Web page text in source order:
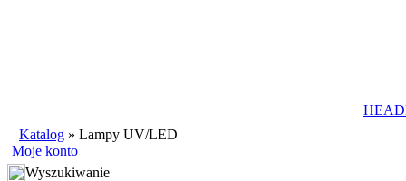
Katalog » Lampy UV/LED
Moje konto
Wyszukiwanie